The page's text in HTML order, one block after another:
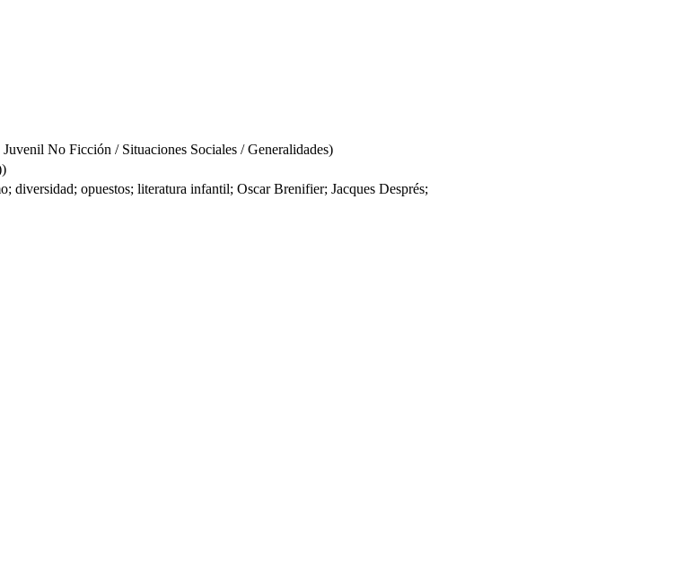
No Ficción / Situaciones Sociales / Generalidades)
opuestos; literatura infantil; Oscar Brenifier; Jacques Després;